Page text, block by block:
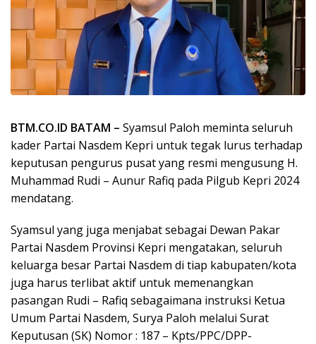
BTM.CO.ID BATAM – Syamsul Paloh meminta seluruh
kader Partai Nasdem Kepri untuk tegak lurus terhadap
keputusan pengurus pusat yang resmi mengusung H.
Muhammad Rudi – Aunur Rafiq pada Pilgub Kepri 2024
mendatang.
Syamsul yang juga menjabat sebagai Dewan Pakar
Partai Nasdem Provinsi Kepri mengatakan, seluruh
keluarga besar Partai Nasdem di tiap kabupaten/kota
juga harus terlibat aktif untuk memenangkan
pasangan Rudi – Rafiq sebagaimana instruksi Ketua
Umum Partai Nasdem, Surya Paloh melalui Surat
Keputusan (SK) Nomor : 187 – Kpts/PPC/DPP-